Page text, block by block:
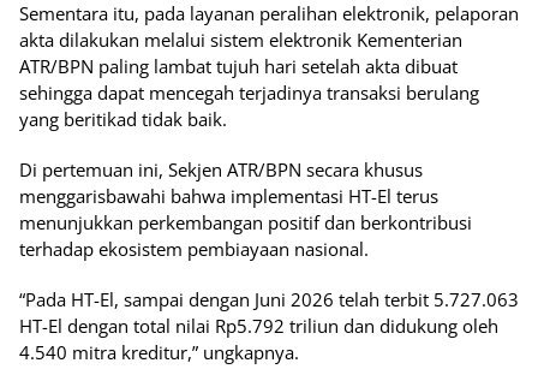
Sementara itu, pada layanan peralihan elektronik, pelaporan
akta dilakukan melalui sistem elektronik Kementerian
ATR/BPN paling lambat tujuh hari setelah akta dibuat
sehingga dapat mencegah terjadinya transaksi berulang
yang beritikad tidak baik.
Di pertemuan ini, Sekjen ATR/BPN secara khusus
menggarisbawahi bahwa implementasi HT-El terus
menunjukkan perkembangan positif dan berkontribusi
terhadap ekosistem pembiayaan nasional.
“Pada HT-El, sampai dengan Juni 2026 telah terbit 5.727.063
HT-El dengan total nilai Rp5.792 triliun dan didukung oleh
4.540 mitra kreditur,” ungkapnya.